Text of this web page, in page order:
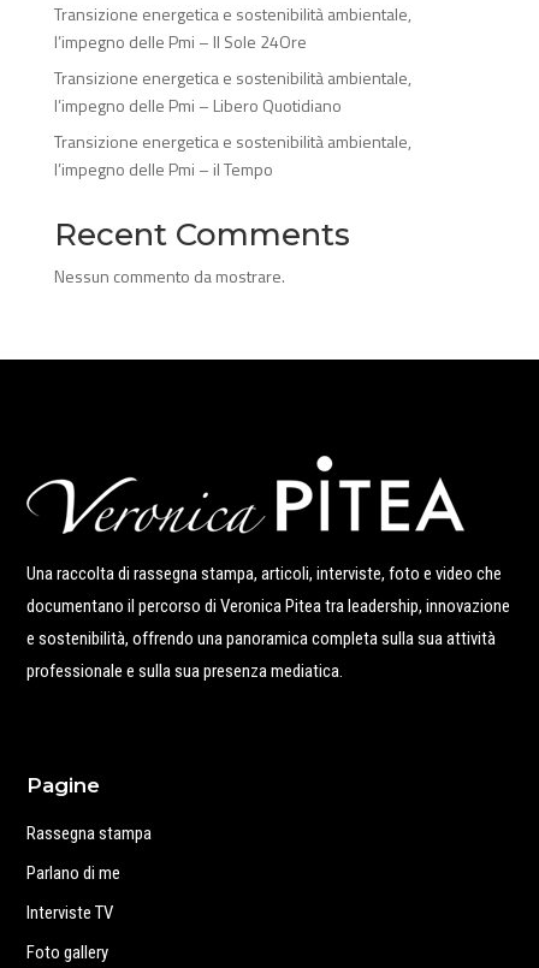
Transizione energetica e sostenibilità ambientale,
l’impegno delle Pmi – Il Sole 24Ore
Transizione energetica e sostenibilità ambientale,
l’impegno delle Pmi – Libero Quotidiano
Transizione energetica e sostenibilità ambientale,
l’impegno delle Pmi – il Tempo
Recent Comments
Nessun commento da mostrare.
Una raccolta di rassegna stampa, articoli, interviste, foto e video che
documentano il percorso di Veronica Pitea tra leadership, innovazione
e sostenibilità, offrendo una panoramica completa sulla sua attività
professionale e sulla sua presenza mediatica.
Pagine
Rassegna stampa
Parlano di me
Interviste TV
Foto gallery